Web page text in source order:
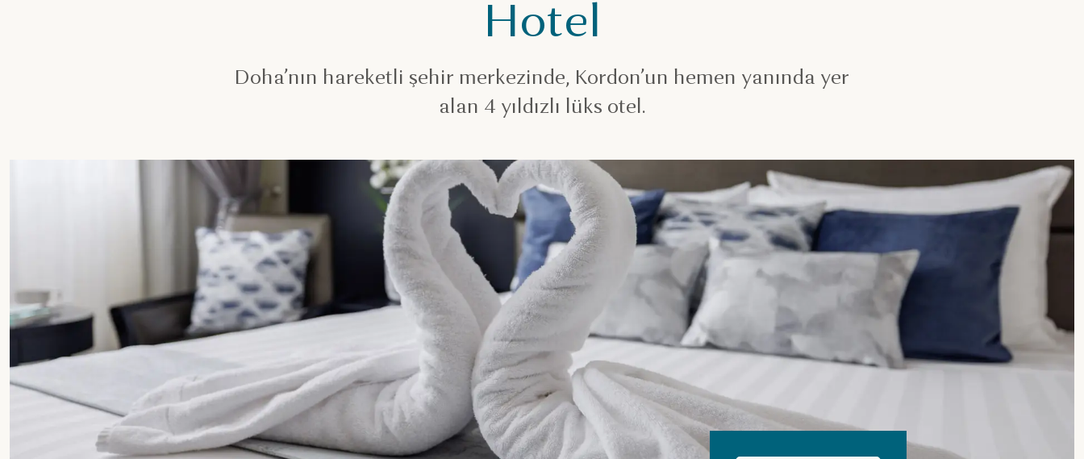
Hotel
Doha’nın hareketli şehir merkezinde, Kordon’un hemen yanında yer
alan 4 yıldızlı lüks otel.